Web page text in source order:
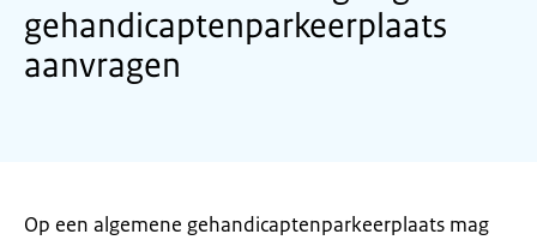
gehandicaptenparkeerplaats
aanvragen
Op een algemene gehandicaptenparkeerplaats mag